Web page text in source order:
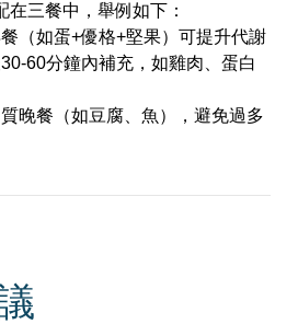
三餐中，舉例如下：
（如蛋+優格+堅果）可提升代謝
60分鐘內補充，如雞肉、蛋白
晚餐（如豆腐、魚），避免過多